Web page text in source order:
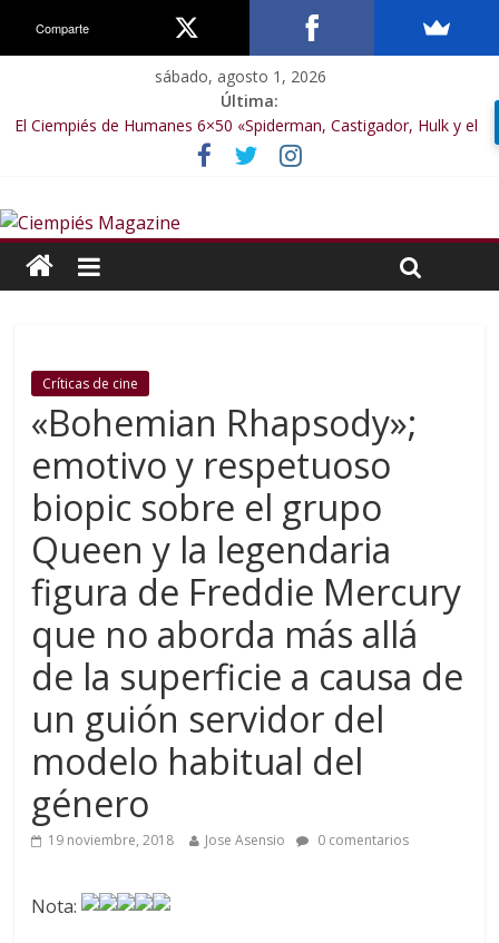
sábado, agosto 1, 2026
Última:
El Ciempiés de Humanes 6×50 «Spiderman, Castigador, Hulk y el
final de la sexta temporada»
El Ciempiés de Humanes 6×49 «Kiritaaaaa»
El Ciempiés de Humanes 6×47 «De nada por nada»
El Ciempiés de Humanes 6×46 «Ciudadano Minion»
Críticas de cine
«Bohemian Rhapsody»;
emotivo y respetuoso
biopic sobre el grupo
Queen y la legendaria
figura de Freddie Mercury
que no aborda más allá
de la superficie a causa de
un guión servidor del
modelo habitual del
género
19 noviembre, 2018 Jose Asensio 0 comentarios
Nota:
Comparte